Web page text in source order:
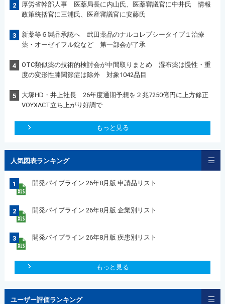
2
厚労省幹部人事 医薬局長に内山氏、医薬審議官に中井氏 情報
政策統括官に三浦氏、医産審議官に安藤氏
3
新薬等６製品承認へ 武田薬品のナルコレプシータイプ１治療
薬・オーゼイフル錠など 第一部会が了承
4
OTC類似薬の技術的検討会が中間取りまとめ 湿布薬は慢性・重
度の変形性膝関節症は除外 対象1042品目
5
大塚HD・井上社長 26年度通期予想を２兆7250億円に上方修正
VOYXACT立ち上がり好調で
もっと見る
人気図表ランキング
1 開発パイプライン 26年8月版 申請品リスト
2 開発パイプライン 26年8月版 企業別リスト
3 開発パイプライン 26年8月版 疾患別リスト
もっと見る
ユーザー評価ランキング